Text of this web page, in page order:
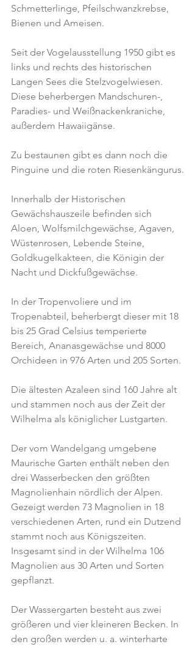
Schmetterlinge, Pfeilschwanzkrebse,
Bienen und Ameisen.
Seit der Vogelausstellung 1950 gibt es
links und rechts des historischen
Langen Sees die Stelzvogelwiesen.
Diese beherbergen Mandschuren-,
Paradies- und Weißnackenkraniche,
außerdem Hawaiigänse.
Zu bestaunen gibt es dann noch die
Pinguine und die roten Riesenkängurus.
Innerhalb der Historischen
Gewächshauszeile befinden sich
Aloen, Wolfsmilchgewächse, Agaven,
Wüstenrosen, Lebende Steine,
Goldkugelkakteen, die Königin der
Nacht und Dickfußgewächse.
In der Tropenvoliere und im
Tropenabteil, beherbergt dieser mit 18
bis 25 Grad Celsius temperierte
Bereich, Ananasgewächse und 8000
Orchideen in 976 Arten und 205 Sorten.
Die ältesten Azaleen sind 160 Jahre alt
und stammen noch aus der Zeit der
Wilhelma als königlicher Lustgarten.
Der vom Wandelgang umgebene
Maurische Garten enthält neben den
drei Wasserbecken den größten
Magnolienhain nördlich der Alpen.
Gezeigt werden 73 Magnolien in 18
verschiedenen Arten, rund ein Dutzend
stammt noch aus Königszeiten.
Insgesamt sind in der Wilhelma 106
Magnolien aus 30 Arten und Sorten
gepflanzt.
Der Wassergarten besteht aus zwei
größeren und vier kleineren Becken. In
den großen werden u. a. winterharte